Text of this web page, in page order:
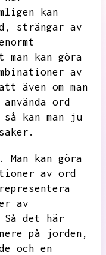
kan
strängar av
kan göra
av
även om man
ord
så kan man ju
Man kan göra
av ord
av
Så det här
på jorden,
och en